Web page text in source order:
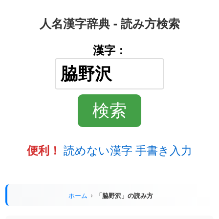
人名漢字辞典 - 読み方検索
漢字：
便利！ 読めない漢字 手書き入力
ホーム 「脇野沢」の読み方